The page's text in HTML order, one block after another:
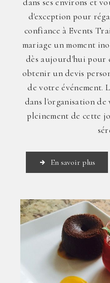
d'exception pour
confiance à Events
mariage un moment
dès aujourd'hui pour
obtenir un devis
de votre événement.
dans l'organisation
pleinement de cette
En savoir plus